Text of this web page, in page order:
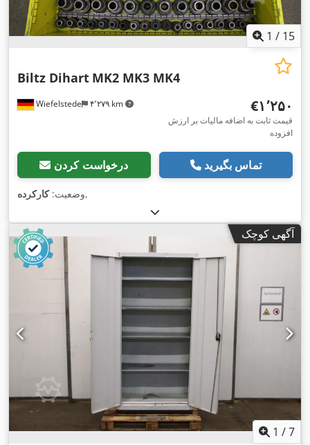
1 / 15
Wiefelstede ۴٬۲۷۹ km
Biltz Dihart MK2 MK3 MK4
‎€۱٬۲۵۰
قیمت ثابت به اضافه مالیات بر ارزش
افزوده
درخواست کردن تماس بگیرید
وضعیت:کارکرده ,
آگهی کوچک
1 /7